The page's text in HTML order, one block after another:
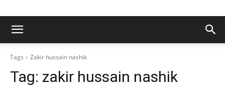
Tags Zakir hussain nashik
Tag: zakir hussain nashik